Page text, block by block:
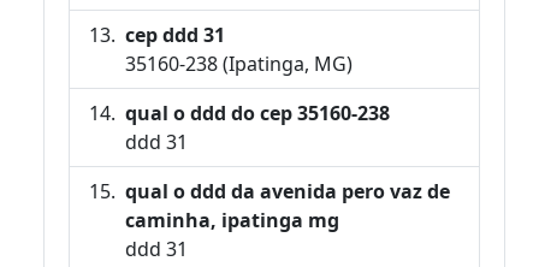
cep ddd 31
35160-238 (Ipatinga, MG)
qual o ddd do cep 35160-238
ddd 31
qual o ddd da avenida pero vaz de
caminha, ipatinga mg
ddd 31